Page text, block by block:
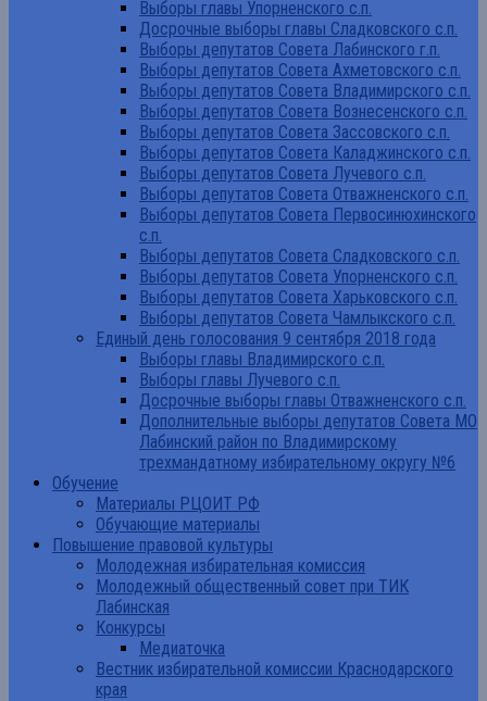
Выборы главы Упорненского с.п.
Досрочные выборы главы Сладковского с.п.
Выборы депутатов Совета Лабинского г.п.
Выборы депутатов Совета Ахметовского с.п.
Выборы депутатов Совета Владимирского с.п.
Выборы депутатов Совета Вознесенского с.п.
Выборы депутатов Совета Зассовского с.п.
Выборы депутатов Совета Каладжинского с.п.
Выборы депутатов Совета Лучевого с.п.
Выборы депутатов Совета Отважненского с.п.
Выборы депутатов Совета Первосинюхинского
с.п.
Выборы депутатов Совета Сладковского с.п.
Выборы депутатов Совета Упорненского с.п.
Выборы депутатов Совета Харьковского с.п.
Выборы депутатов Совета Чамлыкского с.п.
Единый день голосования 9 сентября 2018 года
Выборы главы Владимирского с.п.
Выборы главы Лучевого с.п.
Досрочные выборы главы Отважненского с.п.
Дополнительные выборы депутатов Совета МО
Лабинский район по Владимирскому
трехмандатному избирательному округу №6
Обучение
Материалы РЦОИТ РФ
Обучающие материалы
Повышение правовой культуры
Молодежная избирательная комиссия
Молодежный общественный совет при ТИК
Лабинская
Конкурсы
Медиаточка
Вестник избирательной комиссии Краснодарского
края